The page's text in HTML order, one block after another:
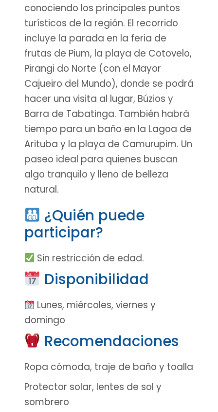
conociendo los principales puntos
turísticos de la región. El recorrido
incluye la parada en la feria de
frutas de Pium, la playa de Cotovelo,
Pirangi do Norte (con el Mayor
Cajueiro del Mundo), donde se podrá
hacer una visita al lugar, Búzios y
Barra de Tabatinga. También habrá
tiempo para un baño en la Lagoa de
Arituba y la playa de Camurupim. Un
paseo ideal para quienes buscan
algo tranquilo y lleno de belleza
natural.
¿Quién puede
participar?
Sin restricción de edad.
Disponibilidad
Lunes, miércoles, viernes y
domingo
Recomendaciones
Ropa cómoda, traje de baño y toalla
Protector solar, lentes de sol y
sombrero